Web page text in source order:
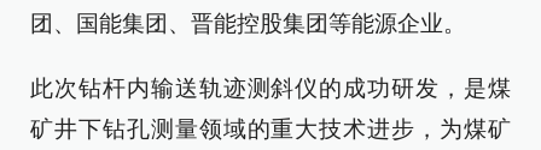
团、国能集团、晋能控股集团等能源企业。
此次钻杆内输送轨迹测斜仪的成功研发，是煤
矿井下钻孔测量领域的重大技术进步，为煤矿